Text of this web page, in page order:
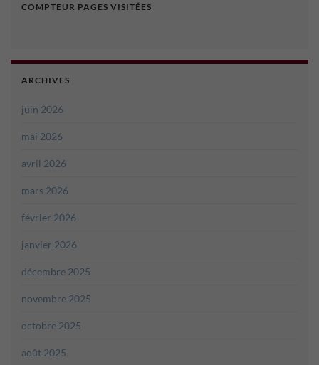
COMPTEUR PAGES VISITÉES
ARCHIVES
juin 2026
mai 2026
avril 2026
mars 2026
février 2026
janvier 2026
décembre 2025
novembre 2025
octobre 2025
août 2025